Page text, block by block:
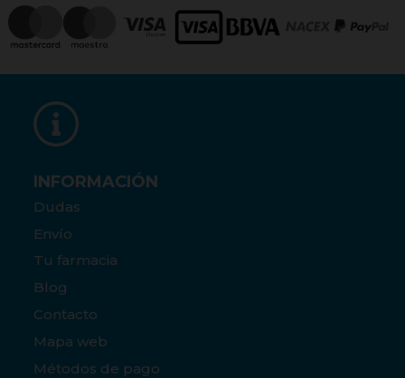
INFORMACIÓN
Dudas
Envío
Tu farmacia
Blog
Contacto
Mapa web
Métodos de pago